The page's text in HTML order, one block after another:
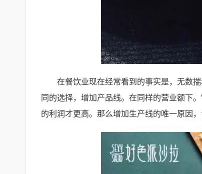
在餐饮业现在经常看到的事实是，无数
同的选择，增加产品线。在同样的营业额下
的利润才更高。那么增加生产线的唯一原因，